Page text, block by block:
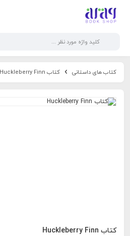
کتاب های داستانی کتاب Huckleberry Finn
کتاب Huckleberry Finn